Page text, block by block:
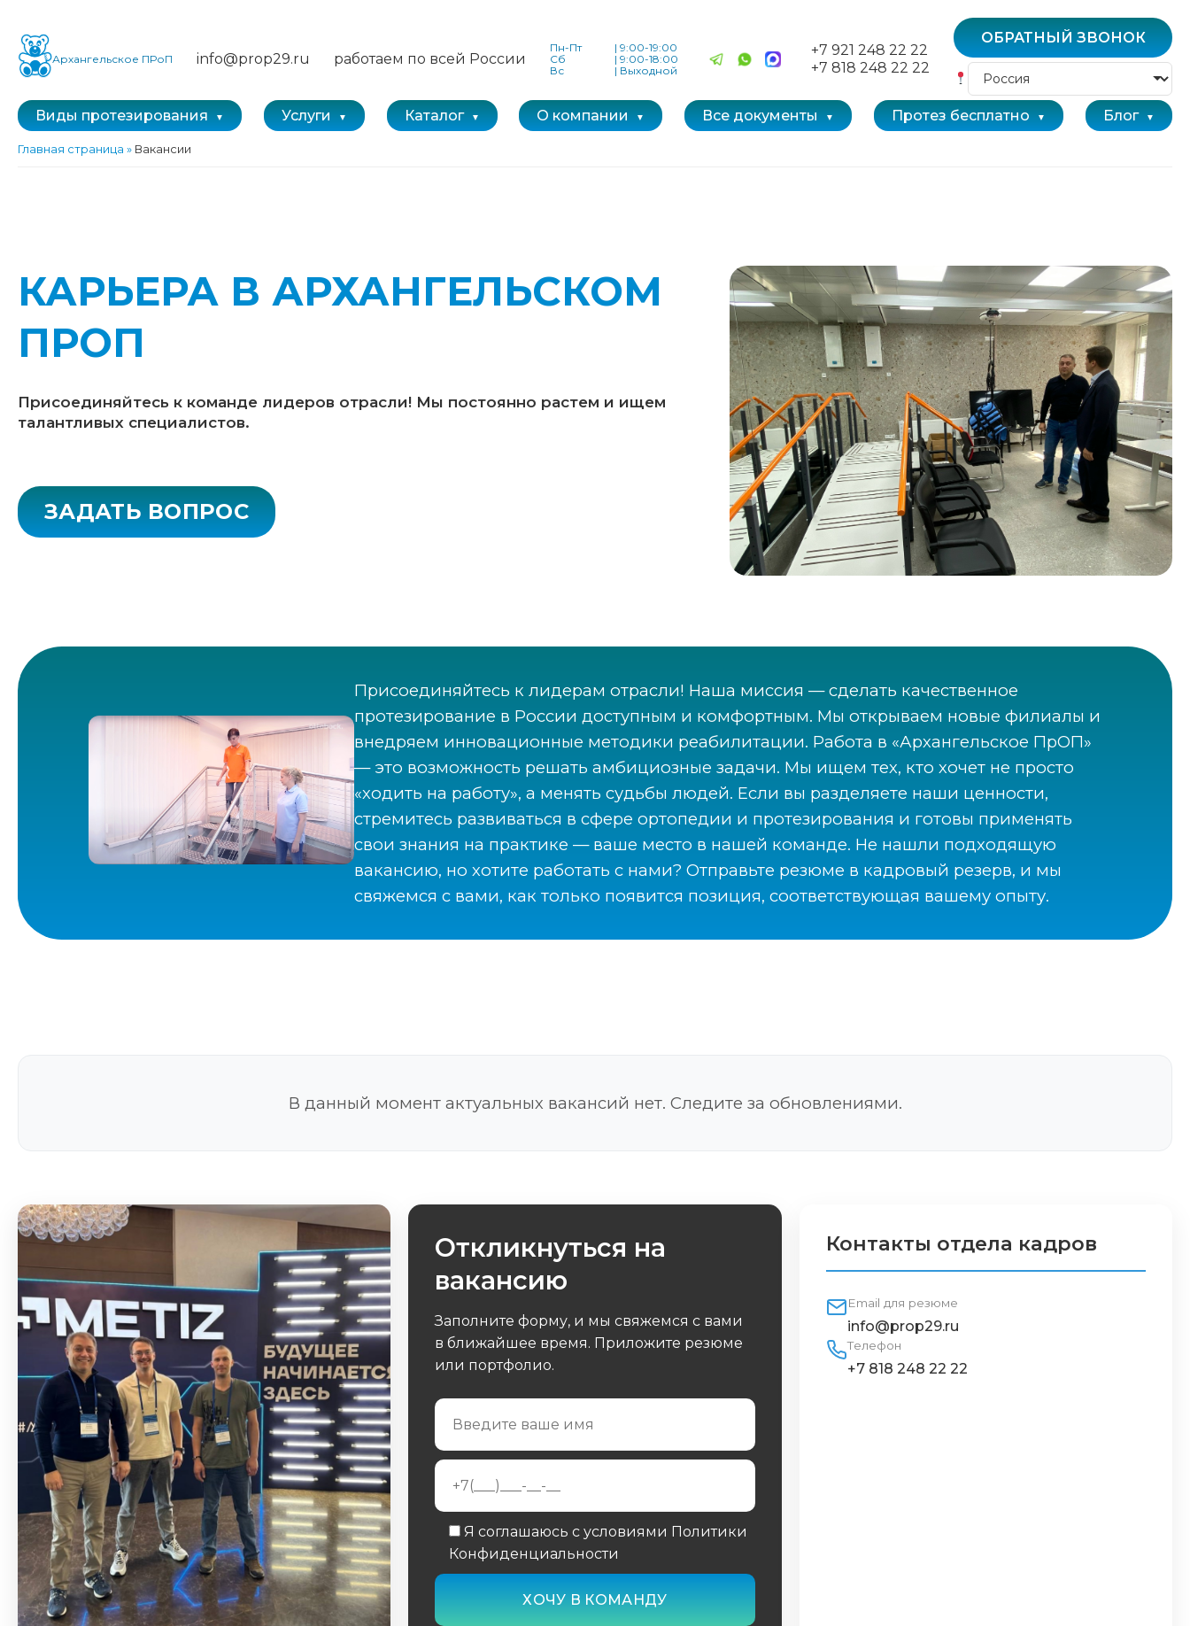
Архангельское ПРоП info@prop29.ru работаем по всей России
Пн-Пт | 9:00-19:00
Сб
| 9:00-18:00
Вс
| Выходной
+7 921 248 22 22
+7 818 248 22 22
ОБРАТНЫЙ ЗВОНОК
Виды протезирования Услуги Каталог О компании Все документы Протез бесплатно Блог
Главная страница » Вакансии
КАРЬЕРА В АРХАНГЕЛЬСКОМ
ПРОП
Присоединяйтесь к команде лидеров отрасли! Мы постоянно растем и ищем
талантливых специалистов.
ЗАДАТЬ ВОПРОС
Присоединяйтесь к лидерам отрасли! Наша миссия — сделать качественное
протезирование в России доступным и комфортным. Мы открываем новые филиалы и
внедряем инновационные методики реабилитации. Работа в «Архангельское ПрОП»
— это возможность решать амбициозные задачи. Мы ищем тех, кто хочет не просто
«ходить на работу», а менять судьбы людей. Если вы разделяете наши ценности,
стремитесь развиваться в сфере ортопедии и протезирования и готовы применять
свои знания на практике — ваше место в нашей команде. Не нашли подходящую
вакансию, но хотите работать с нами? Отправьте резюме в кадровый резерв, и мы
свяжемся с вами, как только появится позиция, соответствующая вашему опыту.
В данный момент актуальных вакансий нет. Следите за обновлениями.
Откликнуться на
вакансию
Заполните форму, и мы свяжемся с вами
в ближайшее время. Приложите резюме
или портфолио.
Я соглашаюсь с условиями Политики
Конфиденциальности
Обязательное поле
Контакты отдела кадров
Email для резюме
info@prop29.ru
Телефон
+7 818 248 22 22